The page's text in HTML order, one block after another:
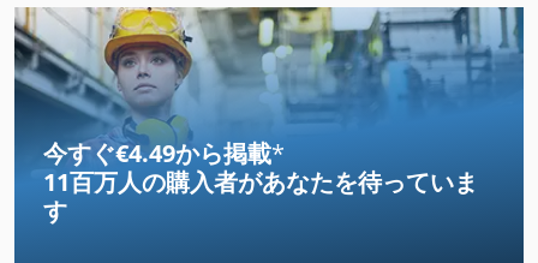
Amazone Ke 3000
Amazone Kg 4000
Amazone Kx 3000
Amazone Uf 1201
Amazone Uf 600
今すぐ€4.49から掲載*
11百万人の購入者があなたを待っていま
す